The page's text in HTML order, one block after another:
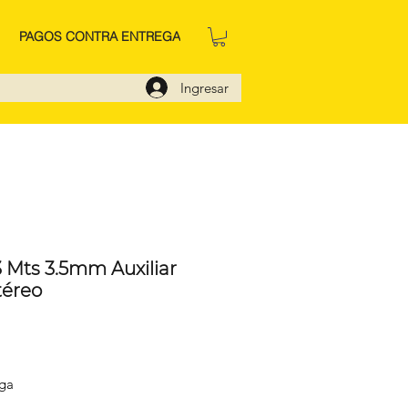
PAGOS CONTRA ENTREGA
Ingresar
Mts 3.5mm Auxiliar